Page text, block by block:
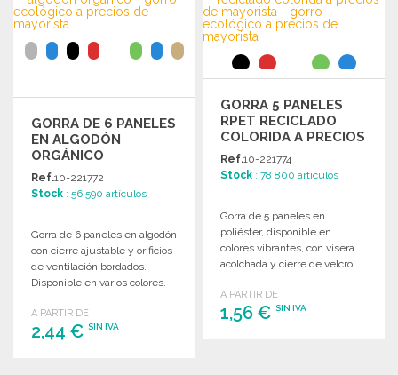
Solicitar un presupuesto Solicitar un presupuesto
GORRA DE 6 PANELES
EN ALGODÓN
ORGÁNICO
Ref.10-221772
Stock : 56 590 artículos
Gorra de 6 paneles en algodón
con cierre ajustable y orificios
de ventilación bordados.
Disponible en varios colores.
A PARTIR DE
2,44 € SIN IVA
GORRA 5 PANELES
RPET RECICLADO
COLORIDA A PRECIOS
DE MAYORISTA
Ref.10-221774
Stock : 78 800 artículos
Gorra de 5 paneles en
poliéster, disponible en
colores vibrantes, con visera
acolchada y cierre de velcro
A PARTIR DE
1,56 €SIN IVA